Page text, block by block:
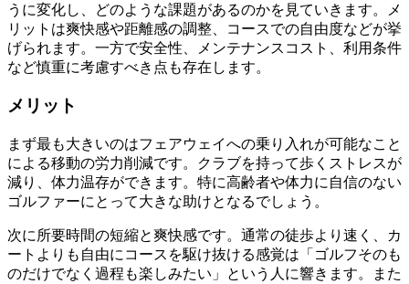
うに変化し、どのような課題があるのかを見ていきます。メ
リットは爽快感や距離感の調整、コースでの自由度などが挙
げられます。一方で安全性、メンテナンスコスト、利用条件
など慎重に考慮すべき点も存在します。
メリット
まず最も大きいのはフェアウェイへの乗り入れが可能なこと
による移動の労力削減です。クラブを持って歩くストレスが
減り、体力温存ができます。特に高齢者や体力に自信のない
ゴルファーにとって大きな助けとなるでしょう。
次に所要時間の短縮と爽快感です。通常の徒歩より速く、カ
ートよりも自由にコースを駆け抜ける感覚は「ゴルフそのも
のだけでなく過程も楽しみたい」という人に響きます。また